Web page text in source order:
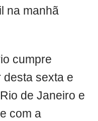
na manhã
cumpre
desta sexta e
de Janeiro e
com a